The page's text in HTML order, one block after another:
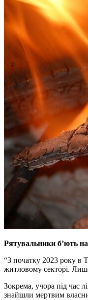
Рятувальники б’ють
“З початку 2023 року в
житловому секторі.
Зокрема, учора під час
знайшли мертвим